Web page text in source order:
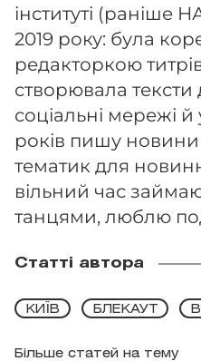
інституті (раніше
2019 року: була
редакторкою
створювала тексти
соціальні мережі
років пишу новини
тематик для
вільний час
танцями, люблю
Статті автора
Більше статей на тему
КИЇВ БЛЕКАУТ